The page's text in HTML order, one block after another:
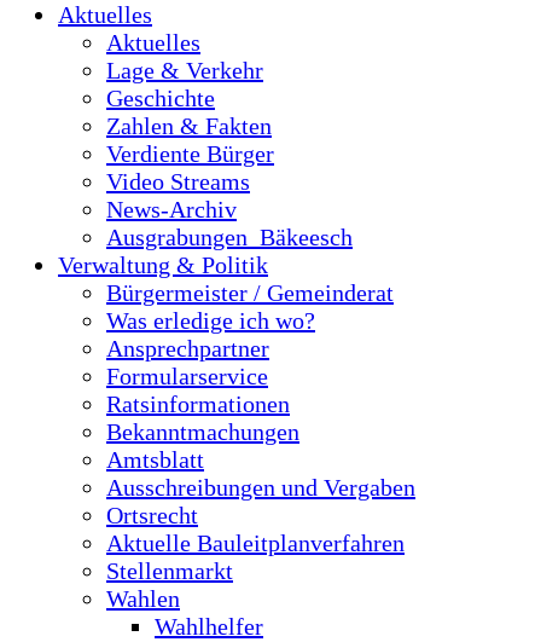
Aktuelles
Aktuelles
Lage & Verkehr
Geschichte
Zahlen & Fakten
Verdiente Bürger
Video Streams
News-Archiv
Ausgrabungen_Bäkeesch
Verwaltung & Politik
Bürgermeister / Gemeinderat
Was erledige ich wo?
Ansprechpartner
Formularservice
Ratsinformationen
Bekanntmachungen
Amtsblatt
Ausschreibungen und Vergaben
Ortsrecht
Aktuelle Bauleitplanverfahren
Stellenmarkt
Wahlen
Wahlhelfer